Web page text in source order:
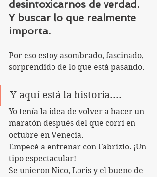
desintoxicarnos de verdad.
Y buscar lo que realmente
importa.
Por eso estoy asombrado, fascinado,
sorprendido de lo que está pasando.
Y aquí está la historia....
Yo tenía la idea de volver a hacer un
maratón después del que corrí en
octubre en Venecia.
Empecé a entrenar con Fabrizio. ¡Un
tipo espectacular!
Se unieron Nico, Loris y el bueno de